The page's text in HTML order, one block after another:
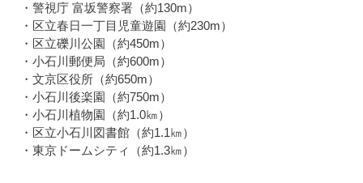
・警視庁 富坂警察署（約130m）
・区立春日一丁目児童遊園（約230m）
・区立礫川公園（約450m）
・小石川郵便局（約600m）
・文京区役所（約650m）
・小石川後楽園（約750m）
・小石川植物園（約1.0㎞）
・区立小石川図書館（約1.1㎞）
・東京ドームシティ（約1.3㎞）